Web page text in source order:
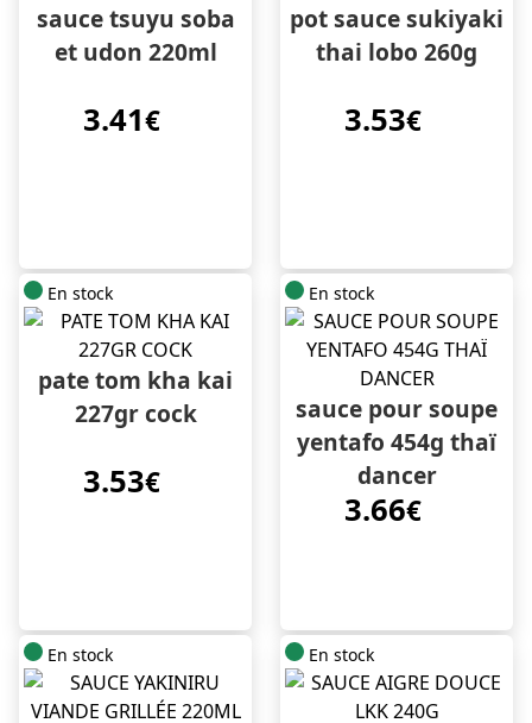
sauce tsuyu soba
et udon 220ml
3.41€
pot sauce sukiyaki
thai lobo 260g
3.53€
En stock
pate tom kha kai
227gr cock
3.53€
En stock
sauce pour soupe
yentafo 454g thaï
dancer
3.66€
En stock En stock